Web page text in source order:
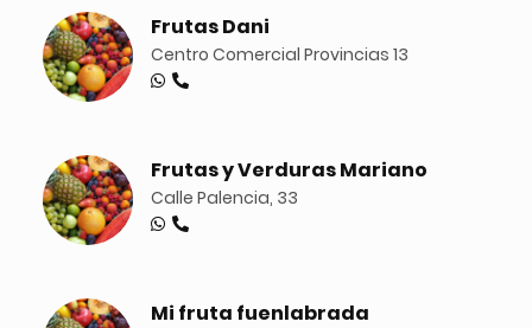
Frutas Dani
Centro Comercial Provincias 13
Frutas y Verduras Mariano
Calle Palencia, 33
Mi fruta fuenlabrada